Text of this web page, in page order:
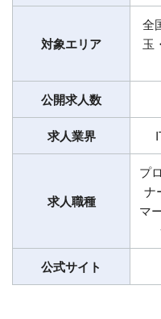
対象エリア
全
玉
公開求人数
求人業界
求人職種
プ
ナ
マ
公式サイト